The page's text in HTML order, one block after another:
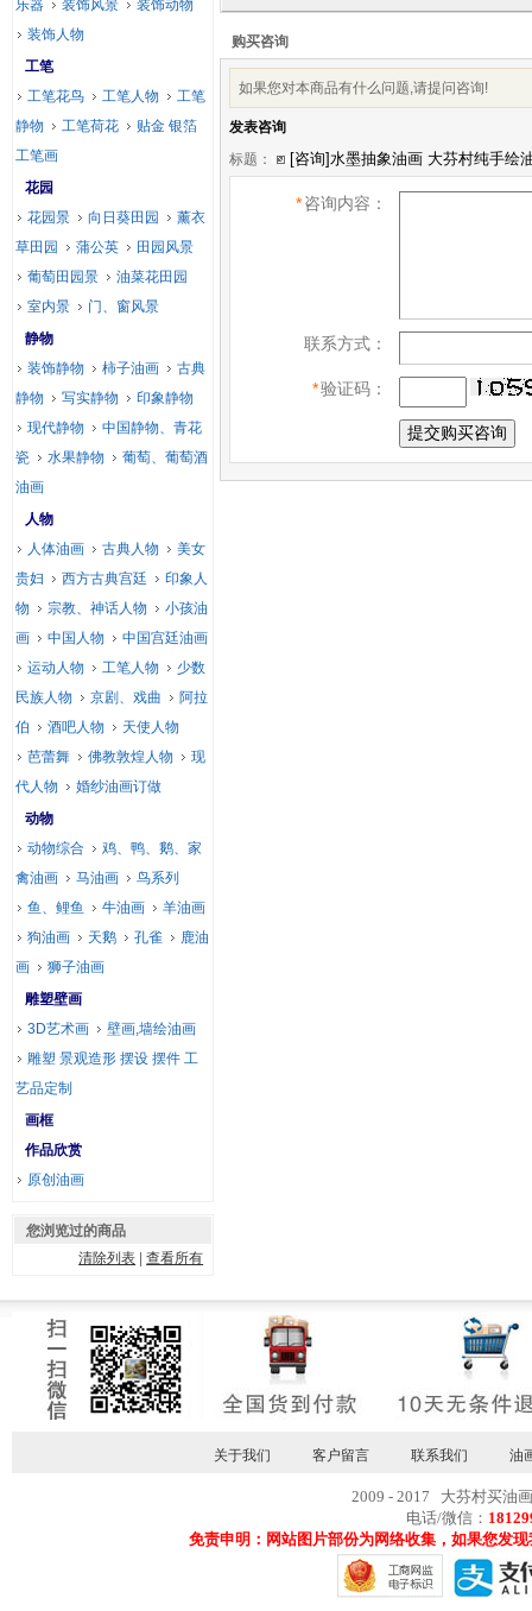
购买咨询
如果您对本商品有什么问题,请提问咨询!
发表咨询
标题：
*咨询内容：
联系方式：
*验证码：
乐器 装饰风景
装饰动物
装饰人物
工笔
工笔花鸟
工笔人物
工笔
静物
工笔荷花
贴金 银箔
工笔画
花园
花园景
向日葵田园
薰衣
草田园
蒲公英
田园风景
葡萄田园景
油菜花田园
室内景
门、窗风景
静物
装饰静物
柿子油画
古典
静物
写实静物
印象静物
现代静物
中国静物、青花
瓷
水果静物
葡萄、葡萄酒
油画
人物
人体油画
古典人物
美女
贵妇
西方古典宫廷
印象人
物
宗教、神话人物
小孩油
画
中国人物
中国宫廷油画
运动人物
工笔人物
少数
民族人物
京剧、戏曲
阿拉
伯
酒吧人物
天使人物
芭蕾舞
佛教敦煌人物
现
代人物
婚纱油画订做
动物
动物综合
鸡、鸭、鹅、家
禽油画
马油画
鸟系列
鱼、鲤鱼
牛油画
羊油画
狗油画
天鹅 孔雀
鹿油
画
狮子油画
雕塑壁画
3D艺术画
壁画,墙绘油画
雕塑 景观造形 摆设 摆件 工
艺品定制
画框
作品欣赏
原创油画
您浏览过的商品
清除列表 |查看所有
关于我们 客户留言 联系我们 油
2009 - 2017 大芬村买油
电话/微信：
免责申明：网站图片部份为网络收集，如果您发